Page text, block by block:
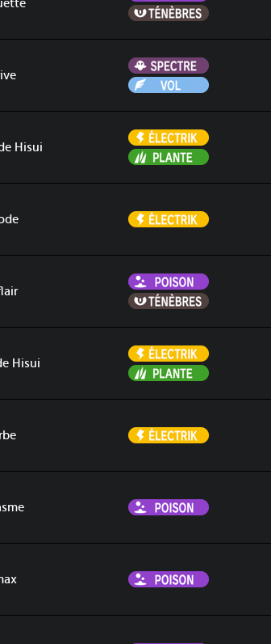
Ténèbres
Spectre
Vol
Hisui
Électrik
Plante
Électrik
Poison
Ténèbres
Hisui
Électrik
Plante
Électrik
Poison
Poison